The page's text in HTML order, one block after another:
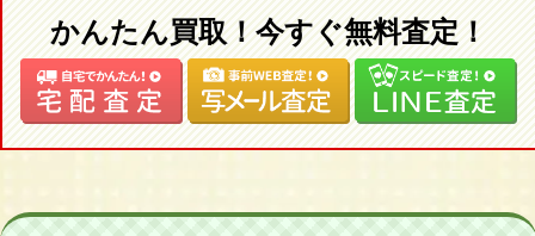
かんたん買取！今すぐ無料査定！